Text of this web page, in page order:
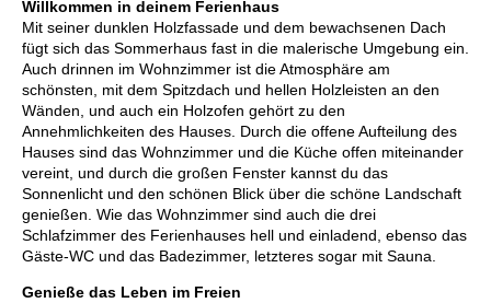
Willkommen in deinem Ferienhaus
Mit seiner dunklen Holzfassade und dem bewachsenen Dach
fügt sich das Sommerhaus fast in die malerische Umgebung ein.
Auch drinnen im Wohnzimmer ist die Atmosphäre am
schönsten, mit dem Spitzdach und hellen Holzleisten an den
Wänden, und auch ein Holzofen gehört zu den
Annehmlichkeiten des Hauses. Durch die offene Aufteilung des
Hauses sind das Wohnzimmer und die Küche offen miteinander
vereint, und durch die großen Fenster kannst du das
Sonnenlicht und den schönen Blick über die schöne Landschaft
genießen. Wie das Wohnzimmer sind auch die drei
Schlafzimmer des Ferienhauses hell und einladend, ebenso das
Gäste-WC und das Badezimmer, letzteres sogar mit Sauna.
Genieße das Leben im Freien